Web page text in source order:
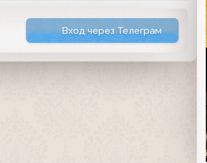
Вход через Телеграм